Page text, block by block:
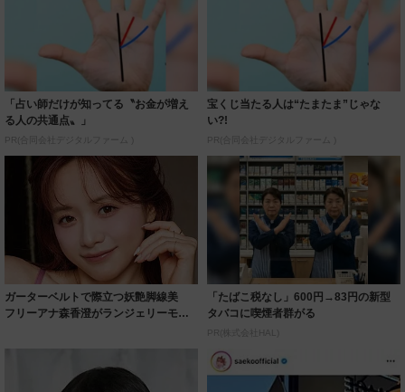
「占い師だけが知ってる〝お金が増え
る人の共通点〟」
PR(合同会社デジタルファーム )
宝くじ当たる人は“たまたま”じゃな
い?!
PR(合同会社デジタルファーム )
ガーターベルトで際立つ妖艶脚線美
フリーアナ森香澄がランジェリーモデ
「たばこ税なし」600円→83円の新型
タバコに喫煙者群がる
PR(株式会社HAL)